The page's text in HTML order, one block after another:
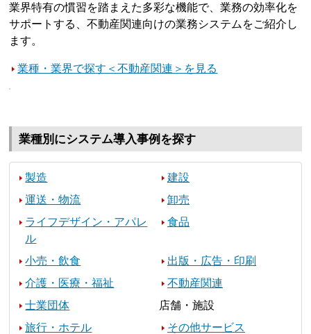
業界特有の慣習を踏まえた多彩な機能で、業務の効率化を
サポートする、不動産関連向けの業務システムをご紹介し
ます。
業種・業界で探す＜不動産関連＞を見る
業種別にシステム導入事例を探す
製造
建設
運送・物流
卸売
ライフデザイン・アパレ
ル
食品
小売・飲食
出版・広告・印刷
介護・医療・福祉
不動産関連
士業団体
店舗・施設
旅行・ホテル
その他サービス